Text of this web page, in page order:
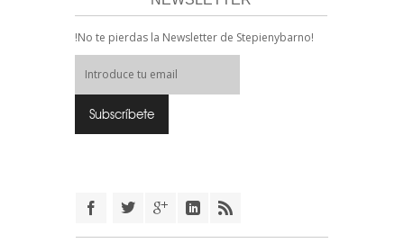
!No te pierdas la Newsletter de Stepienybarno!